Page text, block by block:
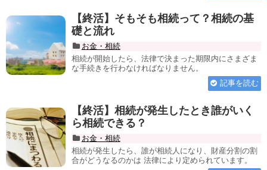
【終活】そもそも相続って？相続の基
礎と流れ
お金・相続
相続が開始したら、法律で決まった期限内にさまざま
な手続きを行わなければなりません。
記事を読む
【終活】相続が発生したとき誰がいく
ら相続できる？
お金・相続
相続が発生したら、誰が相続人になり、財産分割の割
合がどうなるのかは 法律により定められています。